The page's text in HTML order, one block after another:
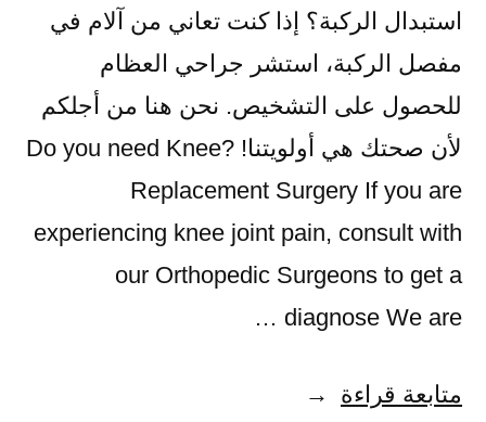
استبدال الركبة؟ إذا كنت تعاني من آلام في
مفصل الركبة، استشر جراحي العظام
للحصول على التشخيص. نحن هنا من أجلكم
لأن صحتك هي أولويتنا! ?Do you need Knee
Replacement Surgery If you are
experiencing knee joint pain, consult with
our Orthopedic Surgeons to get a
diagnose We are …
متابعة قراءة